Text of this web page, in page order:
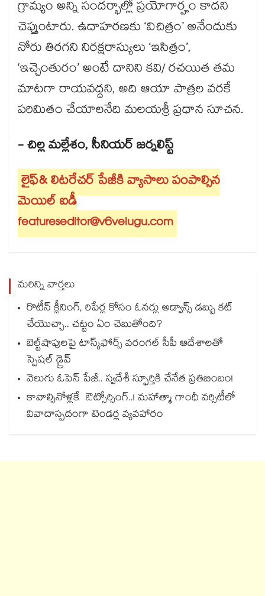
గ్రామ్యం అన్ని సందర్భాల్లో ప్రయోగార్హం కాదని
చెప్తుంటారు. ఉదాహరణకు ‘విచిత్రం’ అనేందుకు
నోరు తిరగని నిరక్షరాస్యులు ‘ఇసిత్రం’,
‘ఇచ్చెంతురం’ అంటే దానిని కవి/ రచయిత తమ
మాటగా రాయవద్దని, అది ఆయా పాత్రల వరకే
పరిమితం చేయాలనేది మలయశ్రీ ప్రధాన సూచన.
- చిల్ల మల్లేశం, సీనియర్​ జర్నలిస్ట్
లైఫ్​& లిటరేచర్​ పేజీకి వ్యాసాలు పంపాల్సిన
మెయిల్​ ఐడీ
featureseditor@v6velugu.com
మరిన్ని వార్తలు
రొటీన్ క్లీనింగ్, రిపేర్ల కోసం ఓనర్లు అడ్వాన్స్ డబ్బు కట్
చేయెుచ్చా.. చట్టం ఏం చెబుతోంది?
బెల్ట్‌‌‌‌‌‌‌‌‌‌‌‌‌‌‌‌‌‌‌‌‌‌‌‌‌‌‌‌‌‌‌‌షాపులపై టాస్క్‌‌‌‌‌‌‌‌‌‌‌‌‌‌‌‌‌‌‌‌‌‌‌‌‌‌‌‌‌‌‌‌ఫోర్స్ వరంగల్‌‌‌‌‌‌‌‌‌‌‌‌‌‌‌‌‌‌‌‌‌‌‌‌‌‌‌‌‌‌‌‌ సీపీ ఆదేశాలతో
స్పెషల్ డ్రైవ్‌‌‌‌‌‌‌‌‌‌‌‌‌‌‌‌‌‌‌‌‌‌‌‌‌‌‌‌‌‌‌‌
వెలుగు ఓపెన్ పేజీ.. స్వదేశీ స్ఫూర్తికి చేనేత ప్రతిబింబం!
కావాల్సినోళ్లకే ఔట్సోర్సింగ్..! మహాత్మా గాంధీ వర్సిటీలో
వివాదాస్పదంగా టెండర్ల వ్యవహారం